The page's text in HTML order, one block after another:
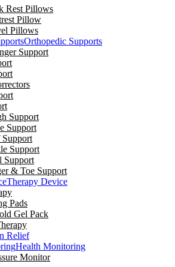
Rest Pillows
Pillow
Pillows
Orthopedic Supports
Support
Support
Support
Support
Support
& Toe Support
Therapy Device
Pads
Gel Pack
Relief
Health Monitoring
Monitor